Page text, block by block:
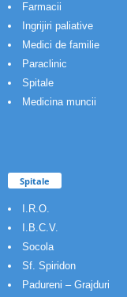
Farmacii
Ingrijiri paliative
Medici de familie
Paraclinic
Spitale
Medicina muncii
Spitale
I.R.O.
I.B.C.V.
Socola
Sf. Spiridon
Padureni – Grajduri